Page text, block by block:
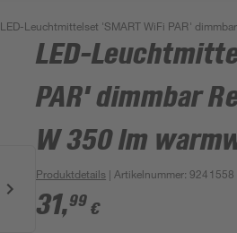
LED-Leuchtmittelset 'SMART WiFi PAR'
LED-
PAR' dimmbar
W 350 lm
Produktdetails | Artikelnummer:9241558
31,99 €